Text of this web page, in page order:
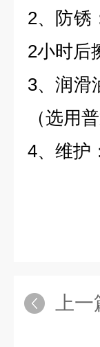
2、防锈
2小时后
3、润滑
（选用
4、维护
上一